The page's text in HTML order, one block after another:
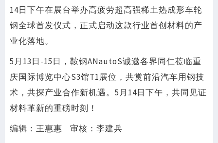
14日下午在展台举办高疲劳超高强稀土热成形车轮
钢全球首发仪式，正式启动这款行业首创材料的产
业化落地。
5月13日-15日，鞍钢ANautoS诚邀各界同仁莅临重
庆国际博览中心S3馆T1展位，共赏前沿汽车用钢技
术，共探产业合作新机遇。5月14日下午，共同见证
材料革新的重磅时刻！
编辑：王惠惠 审核：李建兵